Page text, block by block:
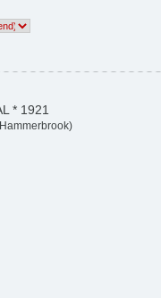
* 1921